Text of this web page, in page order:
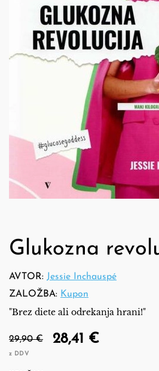
Glukozna
AVTOR: Jessie Inchauspé
ZALOŽBA: Kupon
"Brez diete ali odrekanja hrani!"
29,90 € 28,41 €
z DDV